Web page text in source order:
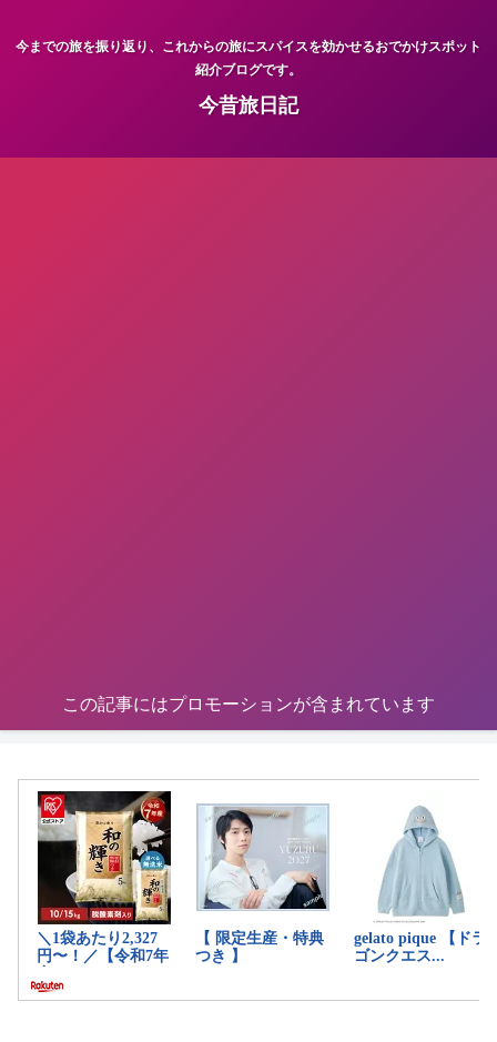
今までの旅を振り返り、これからの旅にスパイスを効かせるおでかけスポット
紹介ブログです。
今昔旅日記
この記事にはプロモーションが含まれています